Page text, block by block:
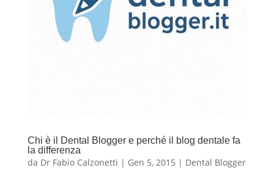
Chi è il Dental Blogger e perché il blog dentale fa
la differenza
da Dr Fabio Calzonetti | Gen 5, 2015 | Dental Blogger